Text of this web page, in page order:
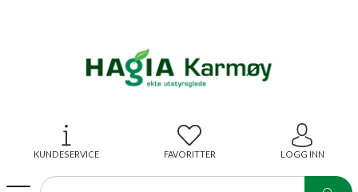
KUNDESERVICE FAVORITTER LOGG INN